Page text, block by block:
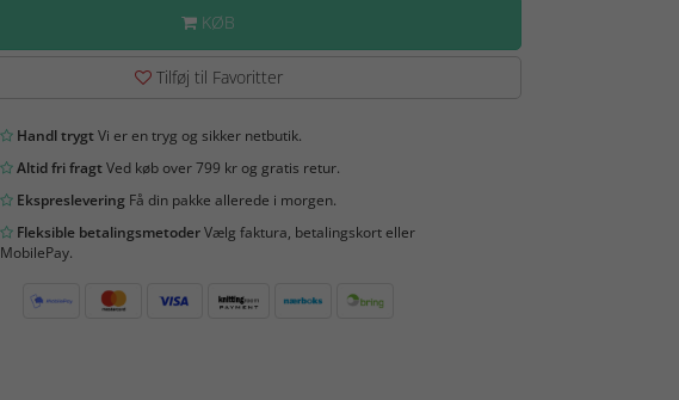
KØB
Tilføj til Favoritter
Handl trygtVi er en tryg og sikker netbutik.
Altid fri fragtVed køb over 799 kr og gratis retur.
EkspresleveringFå din pakke allerede i morgen.
Fleksible betalingsmetoderVælg faktura, betalingskort eller
MobilePay.